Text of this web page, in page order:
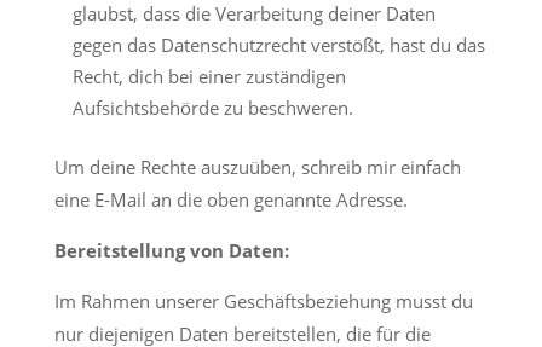
glaubst, dass die Verarbeitung deiner Daten
gegen das Datenschutzrecht verstößt, hast du das
Recht, dich bei einer zuständigen
Aufsichtsbehörde zu beschweren.
Um deine Rechte auszuüben, schreib mir einfach
eine E-Mail an die oben genannte Adresse.
Bereitstellung von Daten:
Im Rahmen unserer Geschäftsbeziehung musst du
nur diejenigen Daten bereitstellen, die für die